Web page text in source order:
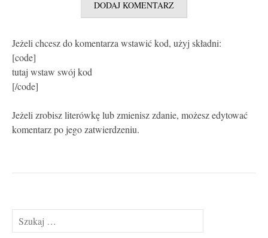
Jeżeli chcesz do komentarza wstawić kod, użyj składni:
[code]
tutaj wstaw swój kod
[/code]
Jeżeli zrobisz literówkę lub zmienisz zdanie, możesz edytować
komentarz po jego zatwierdzeniu.
Szukaj: